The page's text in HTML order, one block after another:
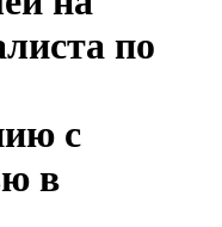
по
с
в